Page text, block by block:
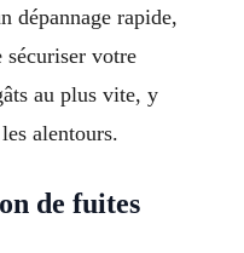
dépannage rapide,
sécuriser votre
au plus vite, y
alentours.
de fuites